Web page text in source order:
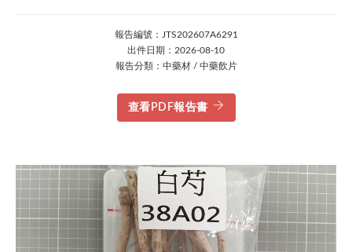
報告編號：JTS202607A6291
出件日期：2026-08-10
報告分類：中藥材 / 中藥飲片
查看PDF報告書